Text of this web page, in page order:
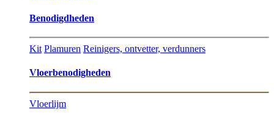
Benodigdheden
Kit Plamuren Reinigers, ontvetter, verdunners
Vloerbenodigheden
Vloerlijm